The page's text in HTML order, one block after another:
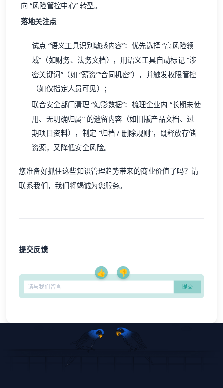
向 “风险管控中心” 转型。
落地关注点
试点 “语义工具识别敏感内容”：优先选择 “高风险领
域”（如财务、法务文档），用语义工具自动标记 “涉
密关键词”（如 “薪资”“合同机密”），并触发权限管控
（如仅指定人员可见）；
联合安全部门清理 “幻影数据”：梳理企业内 “长期未使
用、无明确归属” 的遗留内容（如旧版产品文档、过
期项目资料），制定 “归档 / 删除规则”，既释放存储
资源，又降低安全风险。
您准备好抓住这些知识管理趋势带来的商业价值了吗？请
联系我们，我们将竭诚为您服务。
提交反馈
👍 👎